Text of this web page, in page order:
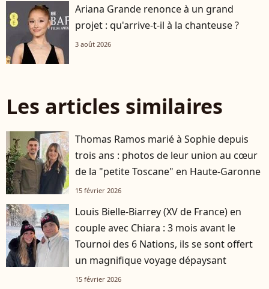
Ariana Grande renonce à un grand
projet : qu'arrive-t-il à la chanteuse ?
3 août 2026
Les articles similaires
Thomas Ramos marié à Sophie depuis
trois ans : photos de leur union au cœur
de la "petite Toscane" en Haute-Garonne
15 février 2026
Louis Bielle-Biarrey (XV de France) en
couple avec Chiara : 3 mois avant le
Tournoi des 6 Nations, ils se sont offert
un magnifique voyage dépaysant
15 février 2026